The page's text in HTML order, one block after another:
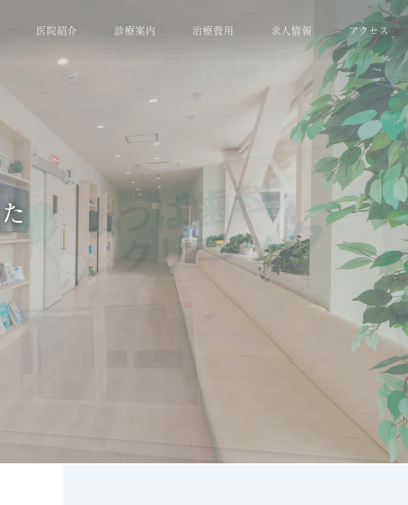
医院紹介
症例のご紹介 ブログ
診療案内
ナンス 審美治療 保険適用の白い歯
科 小児歯科 小児矯正
トニング ICON メラニン除去
ずの抜歯 歯がボロボロ
どの診療科を受けれ
ばいいかわからない
方へ
治療費用 求人情報 アクセス